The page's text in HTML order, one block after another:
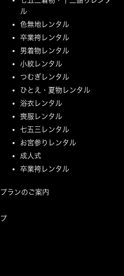
ル
色無地レンタル
卒業袴レンタル
男着物レンタル
小紋レンタル
つむぎレンタル
ひとえ・夏物レンタル
浴衣レンタル
喪服レンタル
七五三レンタル
お宮参りレンタル
成人式
卒業袴レンタル
ランのご案内